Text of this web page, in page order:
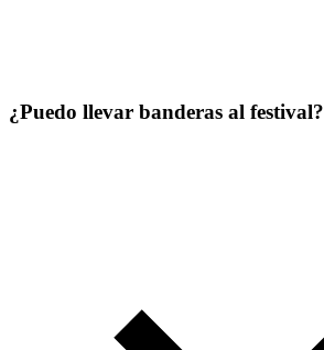
¿Puedo llevar banderas al festival?